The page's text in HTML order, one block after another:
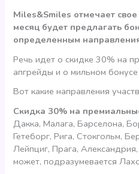
Miles&Smiles отмечает
месяц будет предлагать
определенным
Речь идет о скидке 30% на
апгрейды и о мильном
Вот какие направления
Скидка 30% на
Дакка, Малага, Барселона,
Гетеборг, Рига, Стокгольм,
Лейпциг, Прага,
может, подразумевается